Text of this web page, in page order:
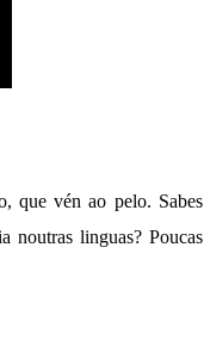
que vén ao pelo. Sabes
noutras linguas? Poucas